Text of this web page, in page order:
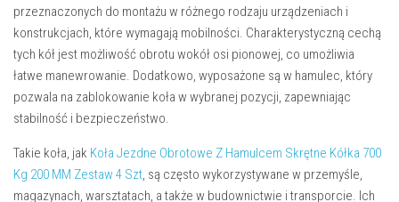
przeznaczonych do montażu w różnego rodzaju urządzeniach i
konstrukcjach, które wymagają mobilności. Charakterystyczną cechą
tych kół jest możliwość obrotu wokół osi pionowej, co umożliwia
łatwe manewrowanie. Dodatkowo, wyposażone są w hamulec, który
pozwala na zablokowanie koła w wybranej pozycji, zapewniając
stabilność i bezpieczeństwo.
Takie koła, jak Koła Jezdne Obrotowe Z Hamulcem Skrętne Kółka 700
Kg 200 MM Zestaw 4 Szt, są często wykorzystywane w przemyśle,
magazynach, warsztatach, a także w budownictwie i transporcie. Ich